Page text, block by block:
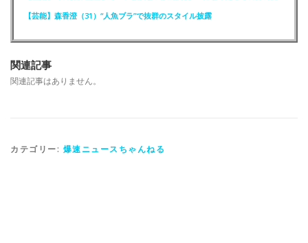
【芸能】森香澄（31）“人魚ブラ”で抜群のスタイル披露
関連記事
関連記事はありません。
カテゴリー: 爆速ニュースちゃんねる